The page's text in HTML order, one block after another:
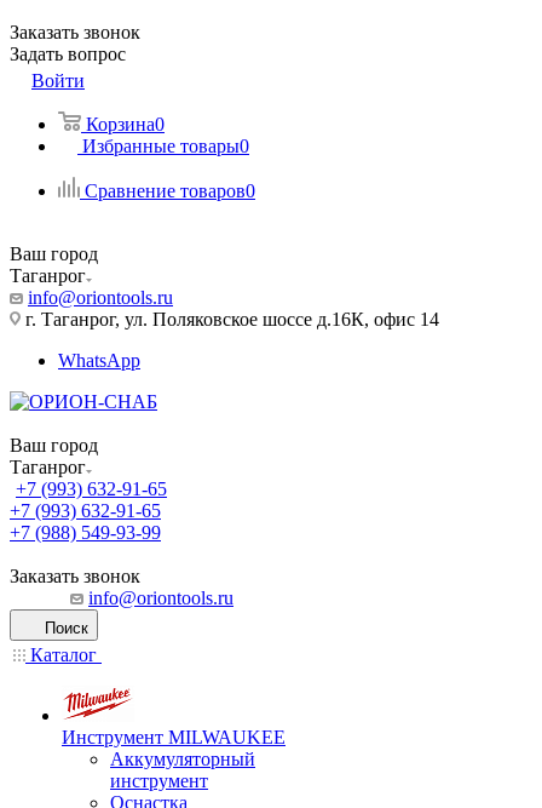
Заказать звонок
Задать вопрос
Войти
Корзина0
Избранные товары0
Сравнение товаров0
Ваш город
Таганрог
info@oriontools.ru
г. Таганрог, ул. Поляковское шоссе д.16К, офис 14
WhatsApp
Ваш город
Таганрог
+7 (993) 632-91-65
+7 (993) 632-91-65
+7 (988) 549-93-99
Заказать звонок
info@oriontools.ru
Поиск
Каталог
Инструмент MILWAUKEE
Аккумуляторный
инструмент
Оснастка